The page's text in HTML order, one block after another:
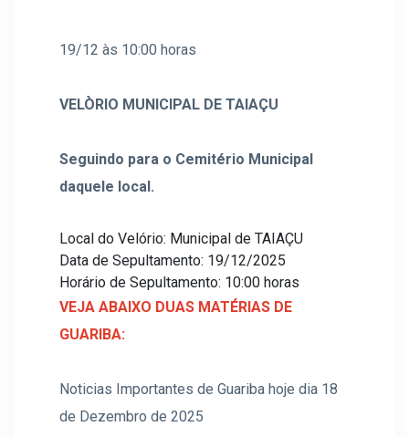
19/12 às 10:00 horas
VELÒRIO MUNICIPAL DE TAIAÇU
Seguindo para o Cemitério Municipal
daquele local.
Local do Velório: Municipal de TAIAÇU
Data de Sepultamento: 19/12/2025
Horário de Sepultamento: 10:00 horas
VEJA ABAIXO DUAS MATÉRIAS DE
GUARIBA:
Noticias Importantes de Guariba hoje dia 18
de Dezembro de 2025